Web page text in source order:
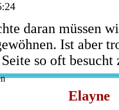
daran müssen
Ist aber
so oft besucht
Elayne